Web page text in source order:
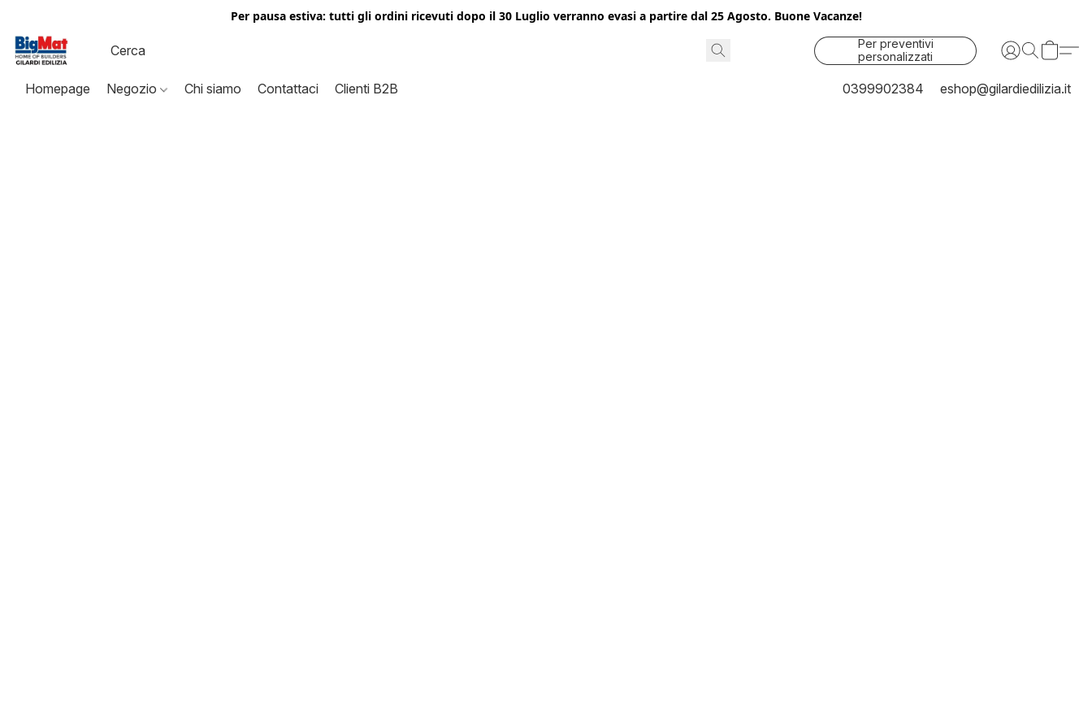
Per pausa estiva: tutti gli ordini ricevuti dopo il 30 Luglio verranno evasi a partire dal 25 Agosto. Buone Vacanze!
Per preventivi
personalizzati
contattaci
Homepage Negozio Chi siamo Contattaci Clienti B2B 0399902384 eshop@gilardiedilizia.it